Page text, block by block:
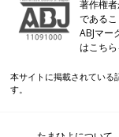
著作権
である
ABJマー
はこ
本サイトに掲載されている
す。